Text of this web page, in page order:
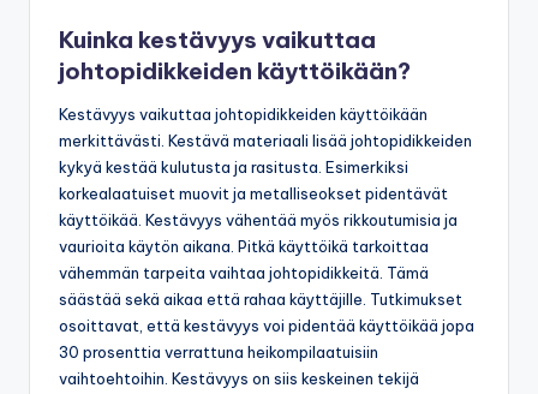
Kuinka kestävyys vaikuttaa
johtopidikkeiden käyttöikään?
Kestävyys vaikuttaa johtopidikkeiden käyttöikään
merkittävästi. Kestävä materiaali lisää johtopidikkeiden
kykyä kestää kulutusta ja rasitusta. Esimerkiksi
korkealaatuiset muovit ja metalliseokset pidentävät
käyttöikää. Kestävyys vähentää myös rikkoutumisia ja
vaurioita käytön aikana. Pitkä käyttöikä tarkoittaa
vähemmän tarpeita vaihtaa johtopidikkeitä. Tämä
säästää sekä aikaa että rahaa käyttäjille. Tutkimukset
osoittavat, että kestävyys voi pidentää käyttöikää jopa
30 prosenttia verrattuna heikompilaatuisiin
vaihtoehtoihin. Kestävyys on siis keskeinen tekijä